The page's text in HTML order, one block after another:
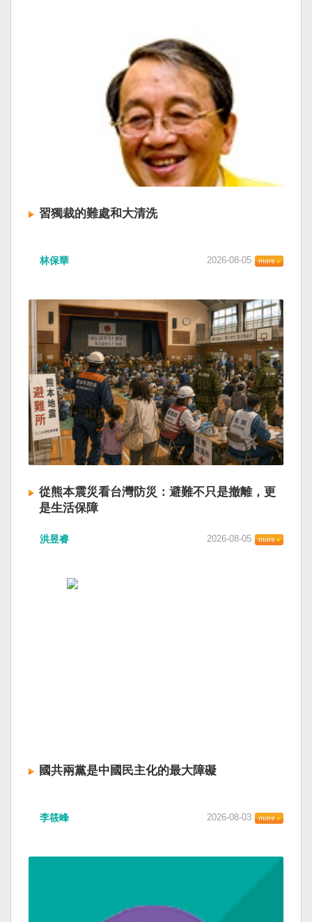
習獨裁的難處和大清洗
林保華 2026-08-05
從熊本震災看台灣防災：避難不只是撤離，更
是生活保障
洪昱睿 2026-08-05
國共兩黨是中國民主化的最大障礙
李筱峰 2026-08-03